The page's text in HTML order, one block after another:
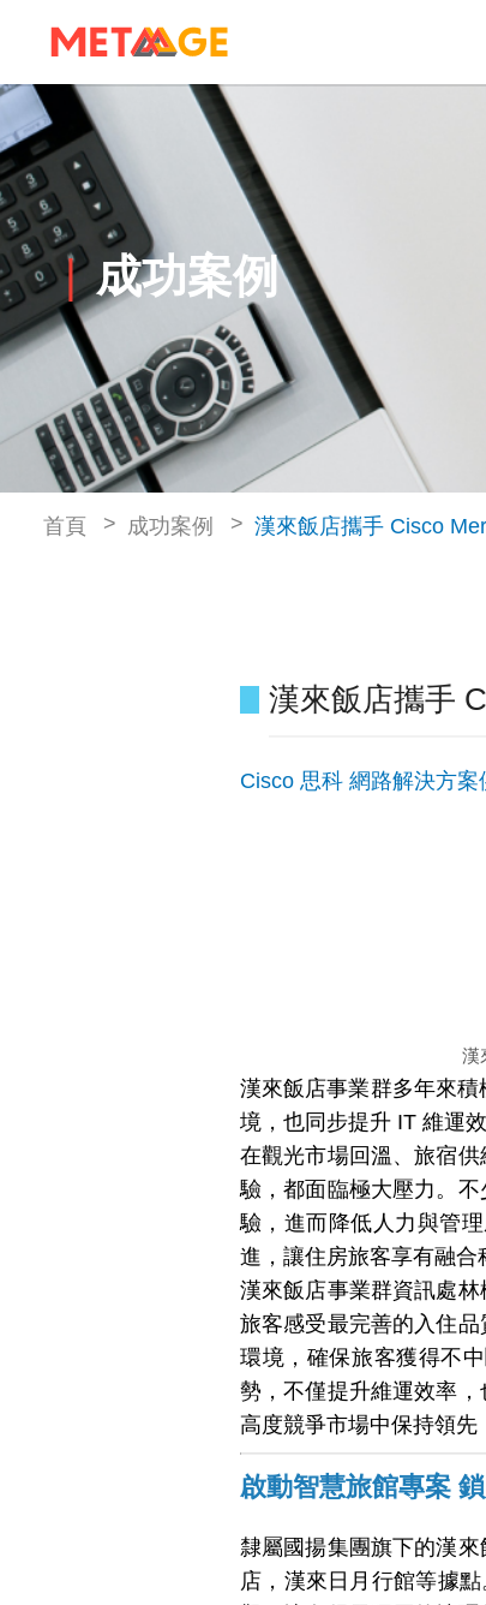
成功案例
首頁 成功案例 漢來飯店攜手 Cisco
漢來飯店攜手
Cisco 思科 網路解決方案
漢
漢來飯店事業群多年來
境，也同步提升 IT 維運
在觀光市場回溫、旅宿
驗，都面臨極大壓力。
驗，進而降低人力與管
進，讓住房旅客享有融合
漢來飯店事業群資訊處
旅客感受最完善的入住
環境，確保旅客獲得不
勢，不僅提升維運效率
高度競爭市場中保持領先
啟動智慧旅館專案
隸屬國揚集團旗下的漢
店，漢來日月行館等據